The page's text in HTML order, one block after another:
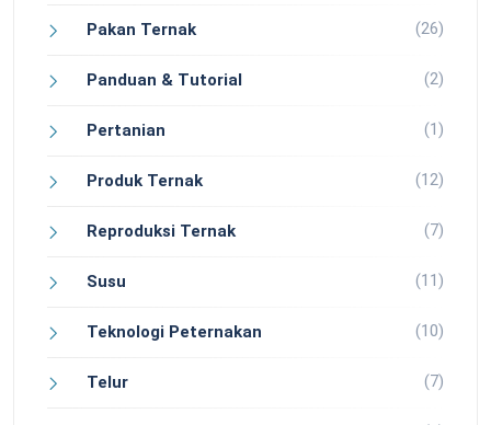
Pakan Ternak (26)
Panduan & Tutorial (2)
Pertanian (1)
Produk Ternak (12)
Reproduksi Ternak (7)
Susu (11)
Teknologi Peternakan (10)
Telur (7)